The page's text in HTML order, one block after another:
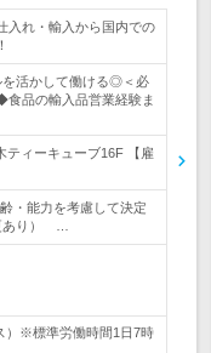
れ・輸入から国内での
を活かして働ける◎＜必
品の輸入品営業経験ま
ティーキューブ16F 【雇
・能力を考慮して決定
あり） …
）※標準労働時間1日7時